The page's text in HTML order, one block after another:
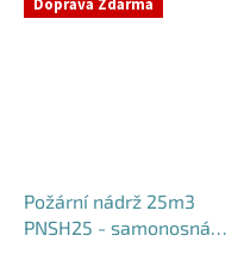
Doprava Zdarma
Požární nádrž 25m3
PNSH25 - samonosná